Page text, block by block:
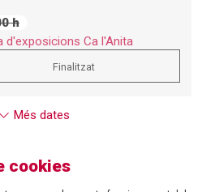
h
d'exposicions Ca l'Anita
Finalitzat
Més dates
cookies